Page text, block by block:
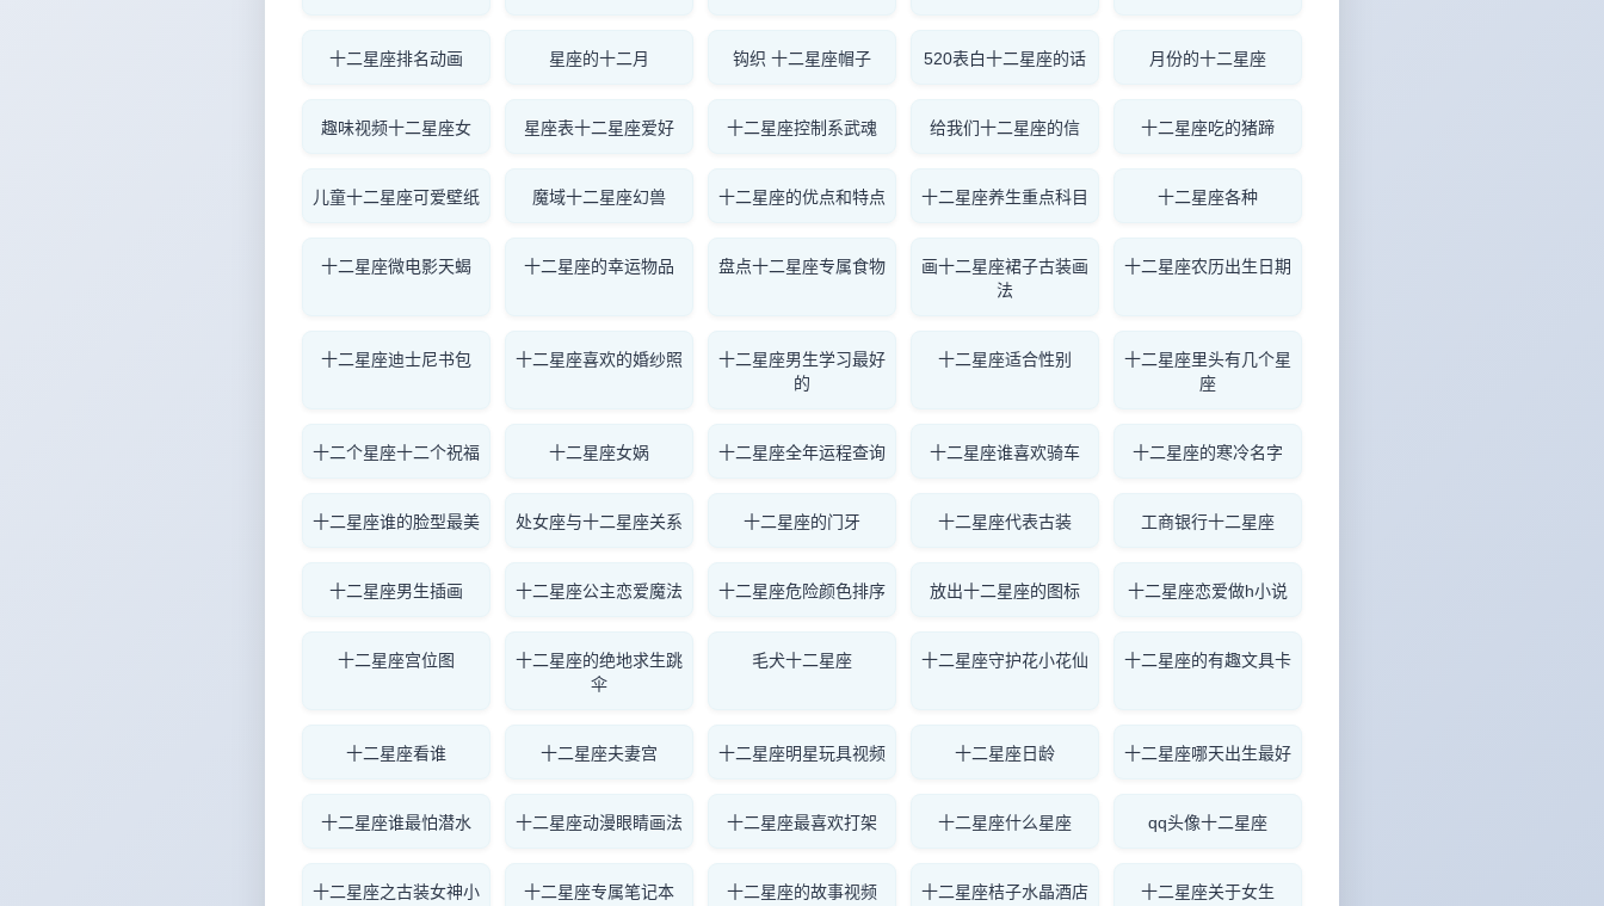
十二星座排名动画 星座的十二月 钩织 十二星座帽子 520表白十二星座的话 月份的十二星座
趣味视频十二星座女 星座表十二星座爱好 十二星座控制系武魂 给我们十二星座的信 十二星座吃的猪蹄
儿童十二星座可爱壁纸 魔域十二星座幻兽 十二星座的优点和特点 十二星座养生重点科目 十二星座各种
十二星座微电影天蝎 十二星座的幸运物品 盘点十二星座专属食物
画十二星座裙子古装画
法
十二星座农历出生日期
十二星座迪士尼书包 十二星座喜欢的婚纱照
十二星座男生学习最好
的
十二星座适合性别
十二星座里头有几个星
座
十二个星座十二个祝福 十二星座女娲 十二星座全年运程查询 十二星座谁喜欢骑车 十二星座的寒冷名字
十二星座谁的脸型最美 处女座与十二星座关系 十二星座的门牙 十二星座代表古装 工商银行十二星座
十二星座男生插画 十二星座公主恋爱魔法 十二星座危险颜色排序 放出十二星座的图标 十二星座恋爱做h小说
十二星座宫位图
十二星座的绝地求生跳
伞
毛犬十二星座 十二星座守护花小花仙 十二星座的有趣文具卡
十二星座看谁 十二星座夫妻宫 十二星座明星玩具视频 十二星座日龄 十二星座哪天出生最好
十二星座谁最怕潜水 十二星座动漫眼睛画法 十二星座最喜欢打架 十二星座什么星座 qq头像十二星座
十二星座之古装女神小
十二星座专属笔记本 十二星座的故事视频 十二星座桔子水晶酒店 十二星座关于女生